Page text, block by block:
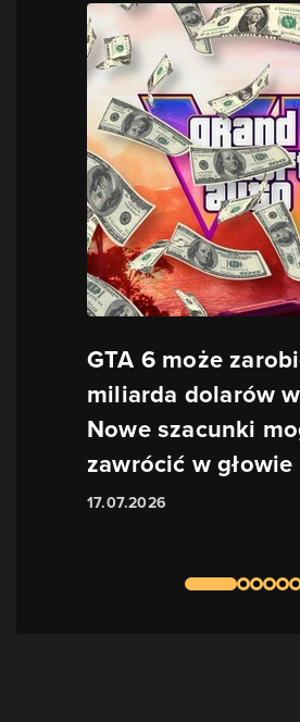
GTA 6 może
miliarda dolarów
Nowe szacunki
zawrócić w głowie
17.07.2026